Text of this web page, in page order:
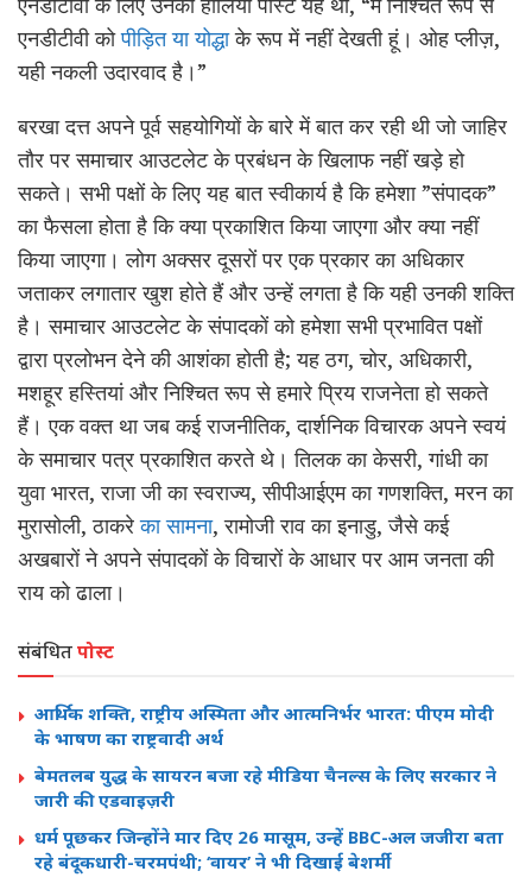
एनडीटीवी कोपीड़ित या योद्धाके रूप में नहीं देखती हूं। ओह प्लीज़,
यही नकली उदारवाद है।”
बरखा दत्त अपने पूर्व सहयोगियों के बारे में बात कर रही थी जो जाहिर
तौर पर समाचार आउटलेट के प्रबंधन के खिलाफ नहीं खड़े हो
सकते। सभी पक्षों के लिए यह बात स्वीकार्य है कि हमेशा ”संपादक”
का फैसला होता है कि क्या प्रकाशित किया जाएगा और क्या नहीं
किया जाएगा। लोग अक्सर दूसरों पर एक प्रकार का अधिकार
जताकर लगातार खुश होते हैं और उन्हें लगता है कि यही उनकी शक्ति
है। समाचार आउटलेट के संपादकों को हमेशा सभी प्रभावित पक्षों
द्वारा प्रलोभन देने की आशंका होती है; यह ठग, चोर, अधिकारी,
मशहूर हस्तियां और निश्चित रूप से हमारे प्रिय राजनेता हो सकते
हैं। एक वक्त था जब कई राजनीतिक, दार्शनिक विचारक अपने स्वयं
के समाचार पत्र प्रकाशित करते थे। तिलक का केसरी, गांधी का
युवा भारत, राजा जी का स्वराज्य, सीपीआईएम का गणशक्ति, मरन का
मुरासोली, ठाकरेका सामना, रामोजी राव का इनाडु, जैसे कई
अखबारों ने अपने संपादकों के विचारों के आधार पर आम जनता की
राय को ढाला।
संबंधितपोस्ट
आर्थिक शक्ति, राष्ट्रीय अस्मिता और आत्मनिर्भर भारत: पीएम मोदी
के भाषण का राष्ट्रवादी अर्थ
बेमतलब युद्ध के सायरन बजा रहे मीडिया चैनल्स के लिए सरकार ने
जारी की एडवाइज़री
धर्म पूछकर जिन्होंने मार दिए 26 मासूम, उन्हें BBC-अल जजीरा बता
रहे बंदूकधारी-चरमपंथी; ‘वायर’ ने भी दिखाई बेशर्मी